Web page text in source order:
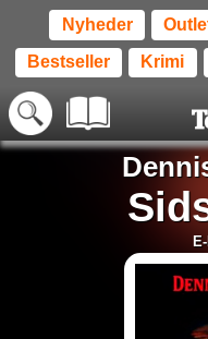
Nyheder
Bestseller Krimi